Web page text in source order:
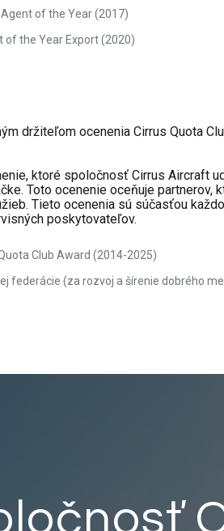
of the Year (2017)
of the Year Export (2020)
držiteľom ocenenia Cirrus Quota
ktoré spoločnosť Cirrus Aircraft
Toto ocenenie oceňuje
Tieto ocenenia sú súčasťou
poskytovateľov.
Club Award (2014-2025)
federácie (za rozvoj a šírenie dobrého